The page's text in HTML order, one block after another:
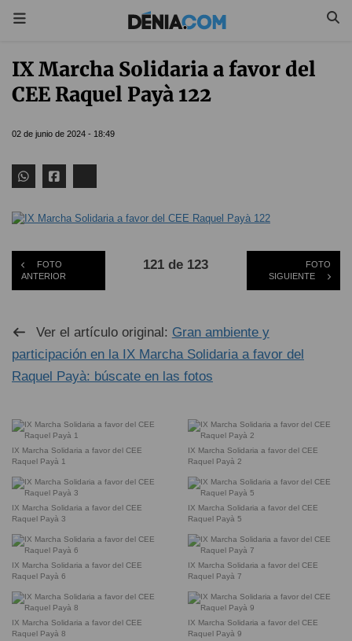
IX Marcha Solidaria a favor del
CEE Raquel Payà 122
02 de junio de 2024 - 18:49
FOTO
ANTERIOR
121 de 123
FOTO
SIGUIENTE
Ver el artículo original: Gran ambiente y
participación en la IX Marcha Solidaria a favor del
Raquel Payà: búscate en las fotos
IX Marcha Solidaria a favor del CEE
Raquel Payà 1
IX Marcha Solidaria a favor del CEE
Raquel Payà 2
IX Marcha Solidaria a favor del CEE
Raquel Payà 3
IX Marcha Solidaria a favor del CEE
Raquel Payà 5
IX Marcha Solidaria a favor del CEE
Raquel Payà 6
IX Marcha Solidaria a favor del CEE
Raquel Payà 7
IX Marcha Solidaria a favor del CEE
Raquel Payà 8
IX Marcha Solidaria a favor del CEE
Raquel Payà 9